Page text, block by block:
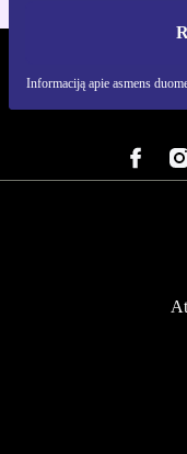
Informaciją apie asmens